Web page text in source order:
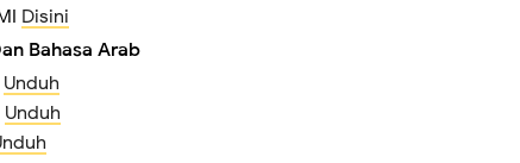
Disini
Bahasa Arab
Unduh
Unduh